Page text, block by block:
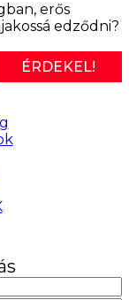
erős
edződni?
ÉRDEKEL!